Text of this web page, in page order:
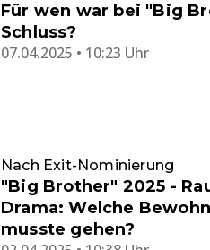
Für wen war bei "Big
Schluss?
07.04.2025 • 10:23 Uhr
Nach Exit-Nominierung
"Big Brother" 2025 -
Drama: Welche
musste gehen?